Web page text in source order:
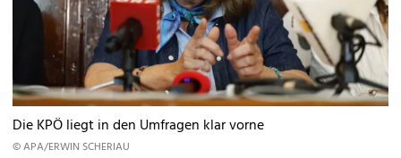
Die KPÖ liegt in den Umfragen klar vorne
© APA/ERWIN SCHERIAU